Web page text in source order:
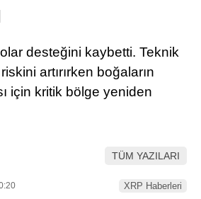
LinkedIn
desteğini kaybetti. Teknik
artırırken boğaların
için kritik bölge yeniden
TÜM YAZILARI
XRP Haberleri